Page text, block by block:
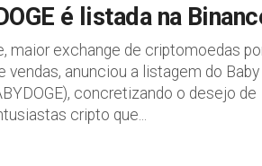
é listada na
maior exchange de criptomoedas
vendas, anunciou a listagem do
concretizando o desejo de
cripto que...